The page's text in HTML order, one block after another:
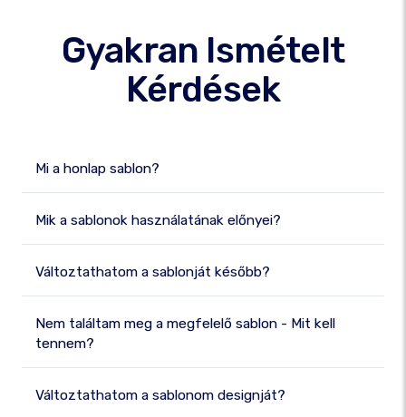
Gyakran Ismételt
Kérdések
Mi a honlap sablon?
Mik a sablonok használatának előnyei?
Változtathatom a sablonját később?
Nem találtam meg a megfelelő sablon - Mit kell
tennem?
Változtathatom a sablonom designját?